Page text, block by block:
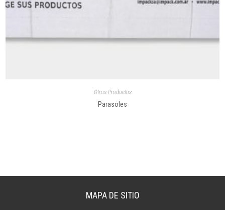
Otros Productos
Parasoles
MAPA DE SITIO